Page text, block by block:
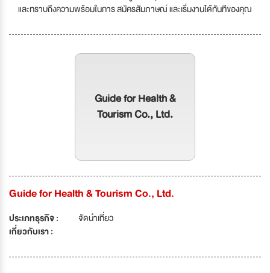
และทราบถึงความพร้อมในการ สมัครสัมภาษณ์ และเริ่มงานได้ทันทีของคุณ
Guide for Health &
Tourism Co., Ltd.
Guide for Health & Tourism Co., Ltd.
ประเภทธุรกิจ :
จัดนำเที่ยว
เกี่ยวกับเรา :